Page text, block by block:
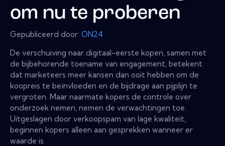
om nu te proberen
Gepubliceerd door: ON24
De verschuiving naar digitaal-eerste kopen, samen met
de bijbehorende toename van engagement, betekent
dat marketeers meer kansen dan ooit hebben om de
koopreis te beïnvloeden en de bijdrage aan pijplijn te
vergroten. Maar naarmate kopers de controle over
onderzoek nemen, nemen de verwachtingen toe.
Uitgeslagen door verkoopspam van lage kwaliteit,
beginnen kopers alleen aan gesprekken wanneer er
waarde is.